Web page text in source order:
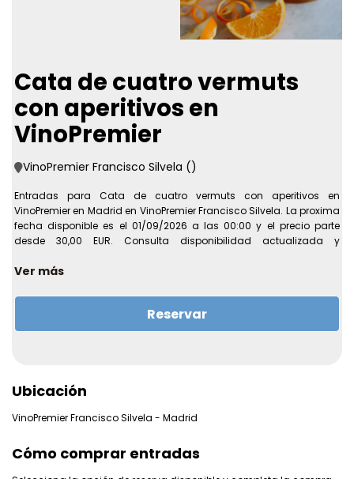
Cata de cuatro vermuts
con aperitivos en
VinoPremier
VinoPremier Francisco Silvela ()
Entradas para Cata de cuatro vermuts con aperitivos en
VinoPremier en Madrid en VinoPremier Francisco Silvela. La proxima
fecha disponible es el 01/09/2026 a las 00:00 y el precio parte
desde 30,00 EUR. Consulta disponibilidad actualizada y
Recinto:
Direccion:Calle de Francisco Silvela, 25
Primera fecha disponible:01/09/2026 a las 00:00
Mas informacion sobre la experiencia
???? ¡Regala esta experiencia a tus seres queridos! Haz clic aquí
disfrutar ???? Una experiencia gastronómica de calidad en la
acogedora vinoteca VinoPremier ???? Una acogedora vinoteca en
Ver más
Reservar
Ubicación
VinoPremier Francisco Silvela - Madrid
Cómo comprar entradas